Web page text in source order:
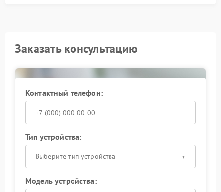
Заказать консультацию
Контактный телефон:
Тип устройства:
Выберите тип устройства
Модель устройства: